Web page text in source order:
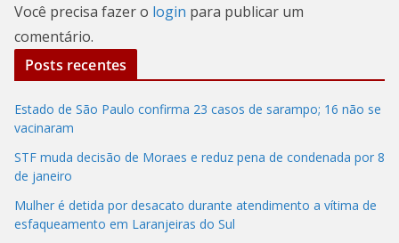
Você precisa fazer o login para publicar um
comentário.
Posts recentes
Estado de São Paulo confirma 23 casos de sarampo; 16 não se
vacinaram
STF muda decisão de Moraes e reduz pena de condenada por 8
de janeiro
Mulher é detida por desacato durante atendimento a vítima de
esfaqueamento em Laranjeiras do Sul